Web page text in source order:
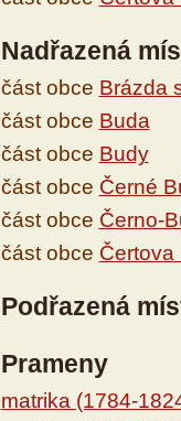
Nadřazená
část obce Brázda
část obce Buda
část obce Budy
část obce Černé
část obce Černo-
část obce Čertova
Podřazená
Prameny
matrika (1784-